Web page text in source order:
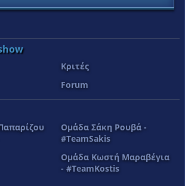
Κριτές
Forum
Ομάδα Σάκη Ρουβά -
#TeamSakis
Ομάδα Κωστή Μαραβέγια
- #TeamKostis